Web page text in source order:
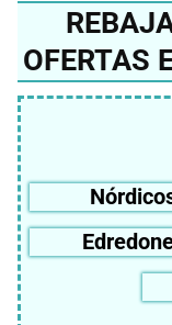
OFERTAS